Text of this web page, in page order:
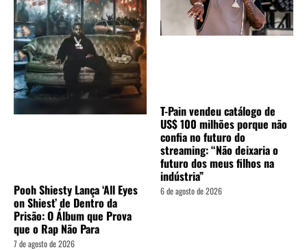
Pooh Shiesty Lança ‘All Eyes
on Shiest’ de Dentro da
Prisão: O Álbum que Prova
que o Rap Não Para
7 de agosto de 2026
T-Pain vendeu catálogo de
US$ 100 milhões porque não
confia no futuro do
streaming: “Não deixaria o
futuro dos meus filhos na
indústria”
6 de agosto de 2026